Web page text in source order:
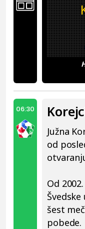
06:30
Južna
od
Od
šest
pobede.